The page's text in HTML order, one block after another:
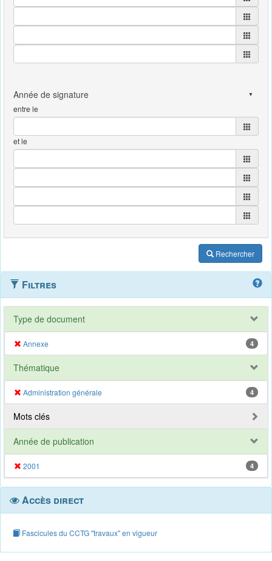
entre le
et le
Rechercher
Filtres
Type de document
Annexe 4
Thématique
Administration générale 4
Mots clés
Année de publication
2001 4
Accès direct
Fascicules du CCTG "travaux" en vigueur